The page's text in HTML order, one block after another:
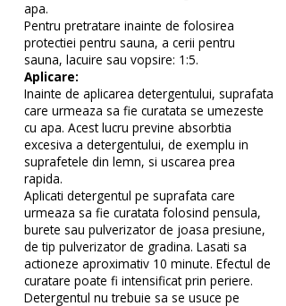
apa.
Pentru pretratare inainte de folosirea
protectiei pentru sauna, a cerii pentru
sauna, lacuire sau vopsire: 1:5.
Aplicare:
Inainte de aplicarea detergentului, suprafata
care urmeaza sa fie curatata se umezeste
cu apa. Acest lucru previne absorbtia
excesiva a detergentului, de exemplu in
suprafetele din lemn, si uscarea prea
rapida.
Aplicati detergentul pe suprafata care
urmeaza sa fie curatata folosind pensula,
burete sau pulverizator de joasa presiune,
de tip pulverizator de gradina. Lasati sa
actioneze aproximativ 10 minute. Efectul de
curatare poate fi intensificat prin periere.
Detergentul nu trebuie sa se usuce pe